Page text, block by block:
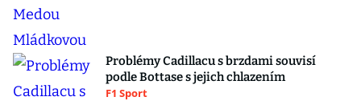
Problémy Cadillacu s brzdami souvisí
podle Bottase s jejich chlazením
F1 Sport